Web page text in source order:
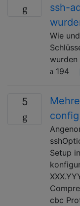
ssh-
Wie
wurden
194
5
config
Setup
cbc